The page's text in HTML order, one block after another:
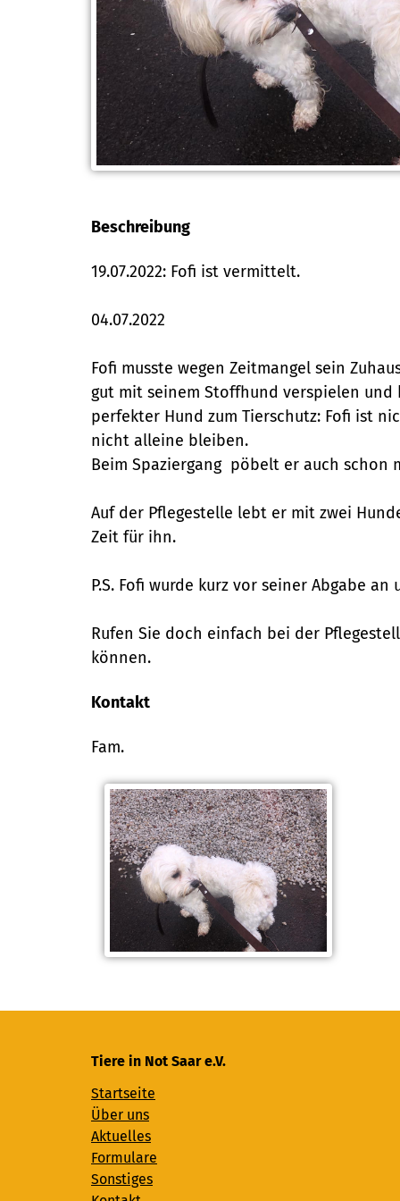
Beschreibung
19.07.2022: Fofi ist vermittelt.
04.07.2022
Fofi musste wegen Zeitmangel sein
gut mit seinem Stoffhund verspielen
perfekter Hund zum Tierschutz: Fofi ist
nicht alleine bleiben.
Beim Spaziergang pöbelt er auch schon
Auf der Pflegestelle lebt er mit zwei
Zeit für ihn.
P.S. Fofi wurde kurz vor seiner Abgabe
Rufen Sie doch einfach bei der
können.
Kontakt
Fam.
Tiere in Not Saar e.V.
Startseite
Über uns
Aktuelles
Formulare
Sonstiges